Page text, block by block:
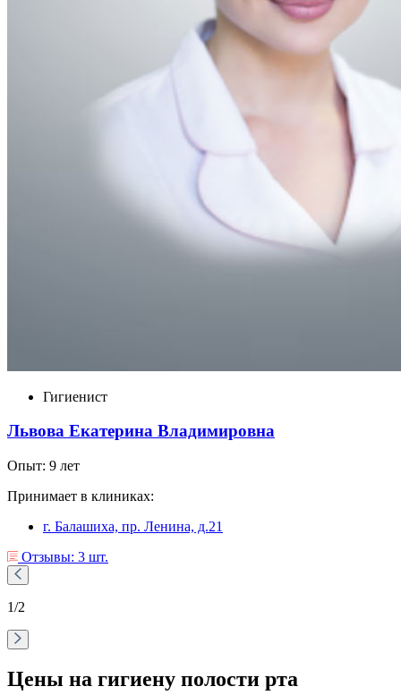
Гигиенист
Львова Екатерина Владимировна
Опыт: 9 лет
Принимает в клиниках:
г. Балашиха, пр. Ленина, д.21
Отзывы: 3 шт.
1/2
Цены на гигиену полости рта